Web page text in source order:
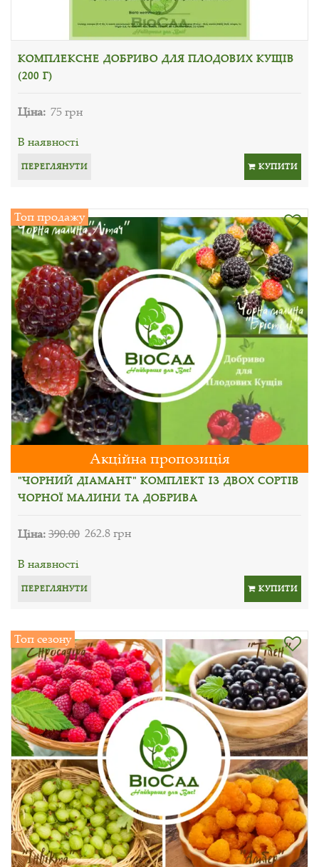
КОМПЛЕКСНЕ ДОБРИВО ДЛЯ ПЛОДОВИХ КУЩІВ
(200 Г)
Ціна: 75 грн
В наявності
ПЕРЕГЛЯНУТИ КУПИТИ
Топ продажу
Акційна пропозиція
"ЧОРНИЙ ДІАМАНТ" КОМПЛЕКТ ІЗ ДВОХ СОРТІВ
ЧОРНОЇ МАЛИНИ ТА ДОБРИВА
Ціна:390.00 262.8 грн
В наявності
ПЕРЕГЛЯНУТИ КУПИТИ
Топ сезону